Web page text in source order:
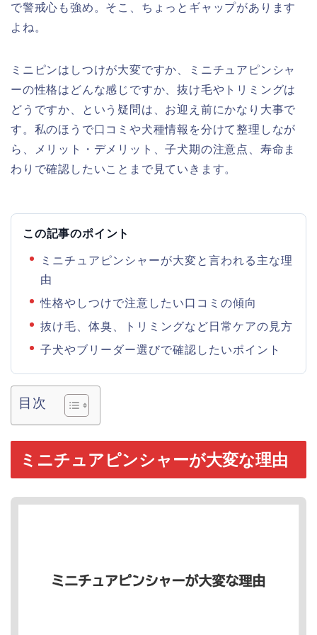
で警戒心も強め。そこ、ちょっとギャップがあります
よね。
ミニピンはしつけが大変ですか、ミニチュアピンシャ
ーの性格はどんな感じですか、抜け毛やトリミングは
どうですか、という疑問は、お迎え前にかなり大事で
す。私のほうで口コミや犬種情報を分けて整理しなが
ら、メリット・デメリット、子犬期の注意点、寿命ま
わりで確認したいことまで見ていきます。
この記事のポイント
ミニチュアピンシャーが大変と言われる主な理
由
性格やしつけで注意したい口コミの傾向
抜け毛、体臭、トリミングなど日常ケアの見方
子犬やブリーダー選びで確認したいポイント
目次
ミニチュアピンシャーが大変な理由